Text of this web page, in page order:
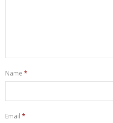
Name *
Email *